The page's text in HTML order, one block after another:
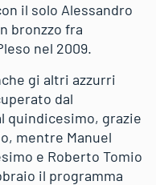
il solo Alessandro
bronzzo fra
nel 2009.
gi altri azzurri
dal
quindicesimo, grazie
mentre Manuel
e Roberto Tomio
il programma